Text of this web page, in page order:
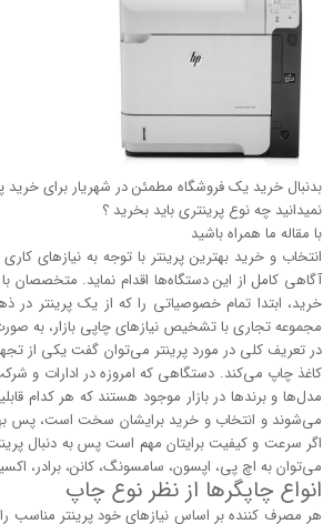
بدنبال خرید یک فروشگاه مطمئن در شهریار برای خرید
نمیدانید چه نوع پرینتری باید بخرید ؟
با مقاله ما همراه باشید
انتخاب و خرید بهترین پرینتر با توجه به
آگاهی کامل از این دستگاه‌ها اقدام نماید. متخصصان
خرید، ابتدا تمام خصوصیاتی را که از یک پرینتر
مجموعه تجاری با تشخیص نیاز‌‌های چاپی بازار، به
در تعریف کلی در مورد پرینتر می‌توان گفت یکی از
کاغذ چاپ می‌کند. دستگاهی که امروزه در ادارات و
مدل‌ها و برند‌ها در بازار موجود هستند که هر کدام
می‌شوند و انتخاب و خرید برایشان سخت است، پس
اگر سرعت و کیفیت برایتان مهم است پس به دنبال
می‌توان به اچ پی، اپسون، سامسونگ، کانن، برادر،
انواع چاپگر‌ها از نظر نوع چاپ
هر مصرف کننده بر اساس نیاز‌های خود پرینتر مناسب